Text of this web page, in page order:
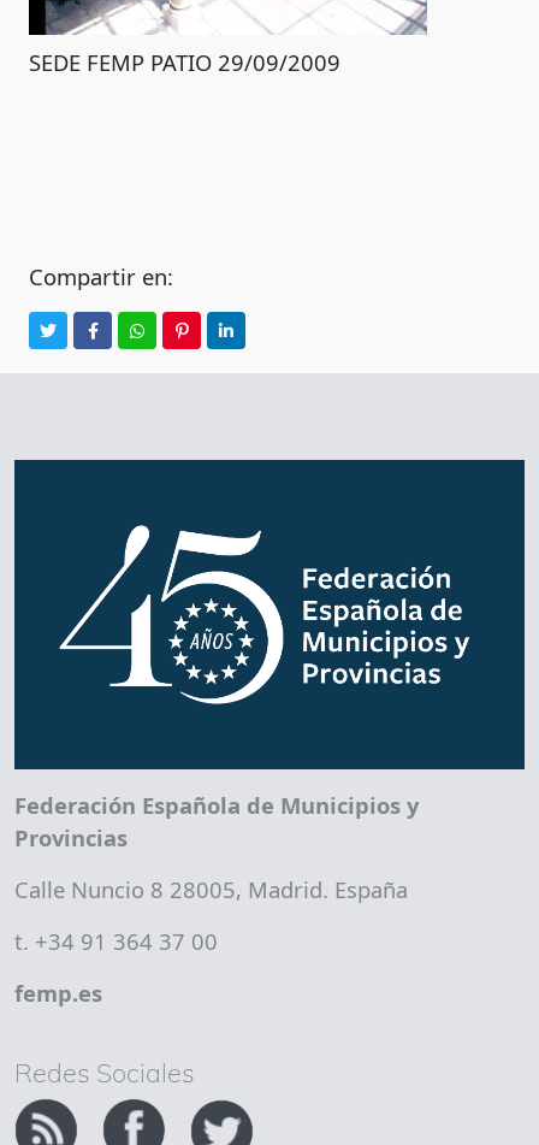
SEDE FEMP PATIO 29/09/2009
Compartir en:
Federación Española de Municipios y
Provincias
Calle Nuncio 8 28005, Madrid. España
t. +34 91 364 37 00
femp.es
Redes Sociales